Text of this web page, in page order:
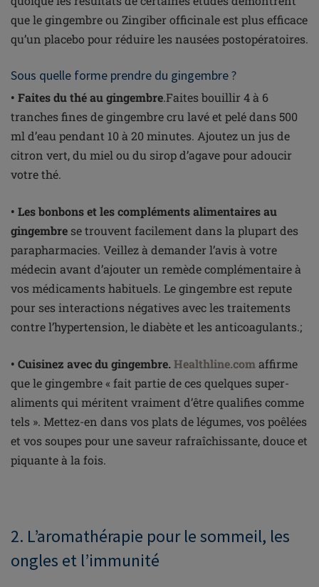
que le gingembre ou Zingiber officinale est plus efficace
qu’un placebo pour réduire les nausées postopératoires.
Sous quelle forme prendre du gingembre ?
• Faites du thé au gingembre.Faites bouillir 4 à 6
tranches fines de gingembre cru lavé et pelé dans 500
ml d’eau pendant 10 à 20 minutes. Ajoutez un jus de
citron vert, du miel ou du sirop d’agave pour adoucir
votre thé.
• Les bonbons et les compléments alimentaires au
gingembre se trouvent facilement dans la plupart des
parapharmacies. Veillez à demander l’avis à votre
médecin avant d’ajouter un remède complémentaire à
vos médicaments habituels. Le gingembre est repute
pour ses interactions négatives avec les traitements
contre l’hypertension, le diabète et les anticoagulants.;
• Cuisinez avec du gingembre.Healthline.com affirme
que le gingembre « fait partie de ces quelques super-
aliments qui méritent vraiment d’être qualifies comme
tels ». Mettez-en dans vos plats de légumes, vos poêlées
et vos soupes pour une saveur rafraîchissante, douce et
piquante à la fois.
2. L’aromathérapie pour le sommeil, les
ongles et l’immunité